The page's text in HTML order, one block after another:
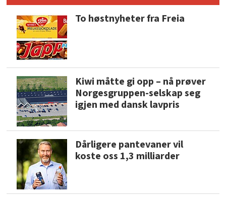
To høstnyheter fra Freia
Kiwi måtte gi opp – nå prøver
Norgesgruppen-selskap seg
igjen med dansk lavpris
Dårligere pantevaner vil
koste oss 1,3 milliarder